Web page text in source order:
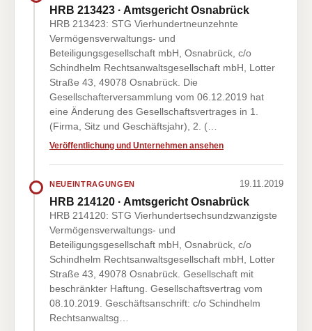
HRB 213423 · Amtsgericht Osnabrück
HRB 213423: STG Vierhundertneunzehnte
Vermögensverwaltungs- und
Beteiligungsgesellschaft mbH, Osnabrück, c/o
Schindhelm Rechtsanwaltsgesellschaft mbH, Lotter
Straße 43, 49078 Osnabrück. Die
Gesellschafterversammlung vom 06.12.2019 hat
eine Änderung des Gesellschaftsvertrages in 1.
(Firma, Sitz und Geschäftsjahr), 2. (…
Veröffentlichung und Unternehmen ansehen
NEUEINTRAGUNGEN 19.11.2019
HRB 214120 · Amtsgericht Osnabrück
HRB 214120: STG Vierhundertsechsundzwanzigste
Vermögensverwaltungs- und
Beteiligungsgesellschaft mbH, Osnabrück, c/o
Schindhelm Rechtsanwaltsgesellschaft mbH, Lotter
Straße 43, 49078 Osnabrück. Gesellschaft mit
beschränkter Haftung. Gesellschaftsvertrag vom
08.10.2019. Geschäftsanschrift: c/o Schindhelm
Rechtsanwaltsg…